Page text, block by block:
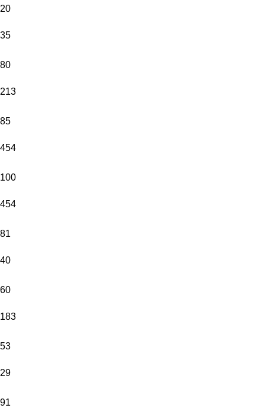
20
35
80
213
85
454
100
454
81
40
60
183
53
29
91